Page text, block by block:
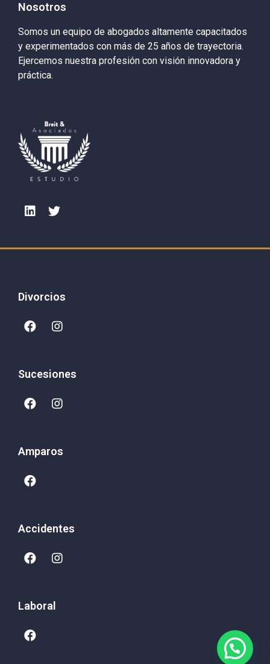
Nosotros
Somos un equipo de abogados altamente capacitados
y experimentados con más de 25 años de trayectoria.
Ejercemos nuestra profesión con visión innovadora y
práctica.
Divorcios
Sucesiones
Amparos
Accidentes
Laboral